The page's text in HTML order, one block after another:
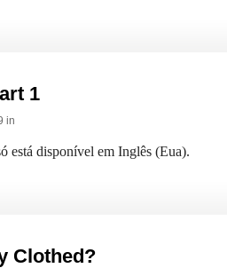
1
in
está disponível em Inglês (Eua).
Clothed?